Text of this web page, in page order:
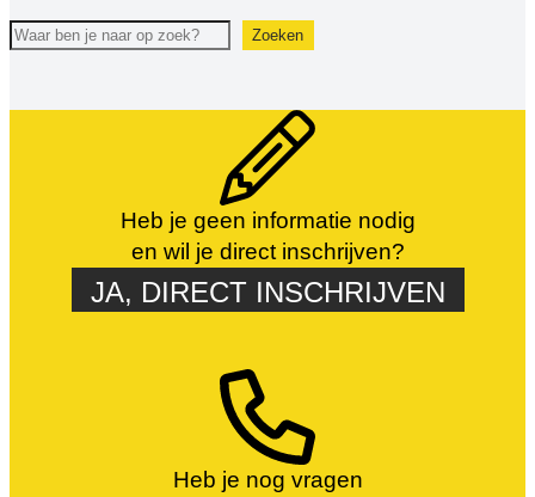
Zoeken Zoeken
Heb je geen informatie nodig
en wil je direct inschrijven?
JA, DIRECT INSCHRIJVEN
Heb je nog vragen